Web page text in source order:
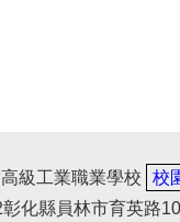
級工業職業學校
校
化縣員林市育英路